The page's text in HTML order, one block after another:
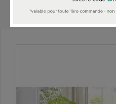
Designers Guild